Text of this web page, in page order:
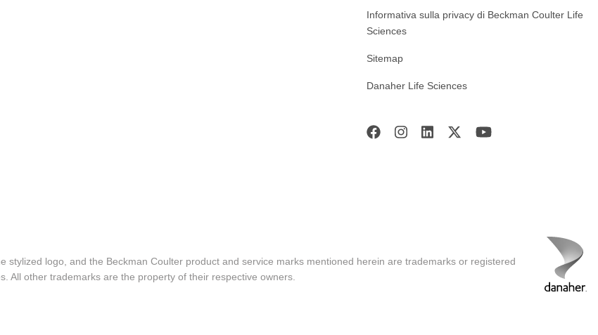
Informativa sulla privacy di Beckman Coulter Life
Sciences
Sitemap
Danaher Life Sciences
logo, and the Beckman Coulter product and service marks mentioned herein are trademarks or registered
All other trademarks are the property of their respective owners.